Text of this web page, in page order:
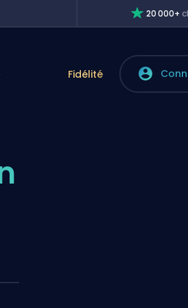
20 000+
Fidélité